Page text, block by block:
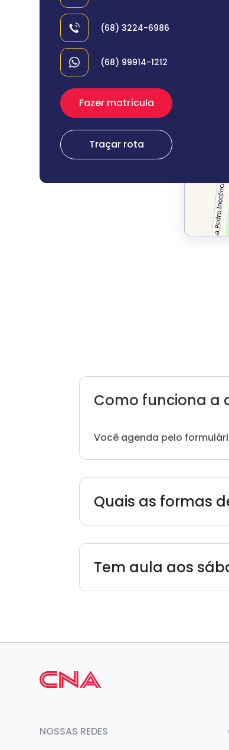
(68) 3224-6986
(68) 99914-1212
Fazer matrícula
Traçar rota
Como funciona a
Você agenda pelo
Quais as formas
Tem aula aos
NOSSAS REDES